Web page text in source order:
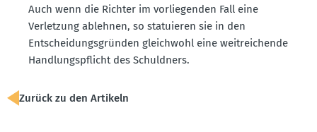
Auch wenn die Richter im vorlie­genden Fall eine
Verletzung ablehnen, so statu­ieren sie in den
Entschei­dungs­gründen gleichwohl eine weitrei­chende
Handlungs­pflicht des Schuldners.
Zurück zu den Artikeln